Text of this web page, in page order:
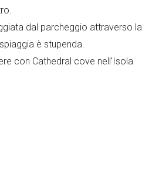
dal parcheggio attraverso la
è stupenda.
con Cathedral cove nell’Isola